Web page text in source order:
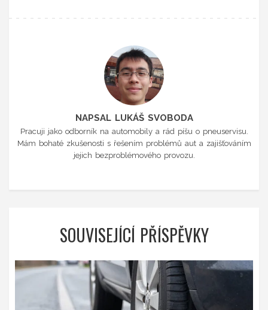
NAPSAL LUKÁŠ SVOBODA
Pracuji jako odborník na automobily a rád píšu o pneuservisu.
Mám bohaté zkušenosti s řešením problémů aut a zajišťováním
jejich bezproblémového provozu.
SOUVISEJÍCÍ PŘÍSPĚVKY